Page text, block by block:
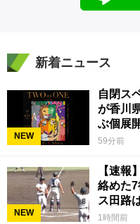
新着ニュース
NEW
自閉ス
が香川
ぶ個展
59分前
NEW
【速
絡めた
ス田路
1時間前